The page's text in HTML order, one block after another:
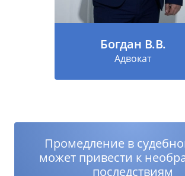
Богдан В.В.
Адвокат
Промедление в
может привести к
последствиям